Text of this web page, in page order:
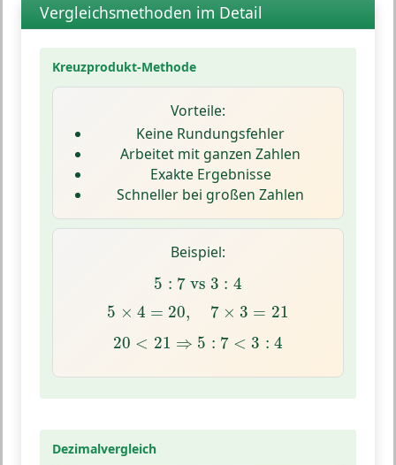
Vergleichsmethoden im Detail
Kreuzprodukt-Methode
Vorteile:
Keine Rundungsfehler
Arbeitet mit ganzen Zahlen
Exakte Ergebnisse
Schneller bei großen Zahlen
Beispiel:
5 : 7 vs 3 : 4
5: 7vs 3 :4
5 × 4 = 20, 7 × 3 = 21
5 ×4 =20 × 3= 21
20 < 21 ⇒ 5 : 7 < 3 : 4
20<21⇒5 : 7< 3 4
Dezimalvergleich